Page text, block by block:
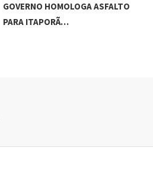
GOVERNO HOMOLOGA ASFALTO
PARA ITAPORÃ…